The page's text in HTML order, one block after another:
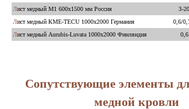
Лист медный М1 600х1500 мм Россия
3-
Лист медный КМЕ-TECU 1000х2000 Германия
0,6/
Лист медный Aurubis-Luvata 1000х2000 Финляндия
Сопутствующие элементы
медной кровли